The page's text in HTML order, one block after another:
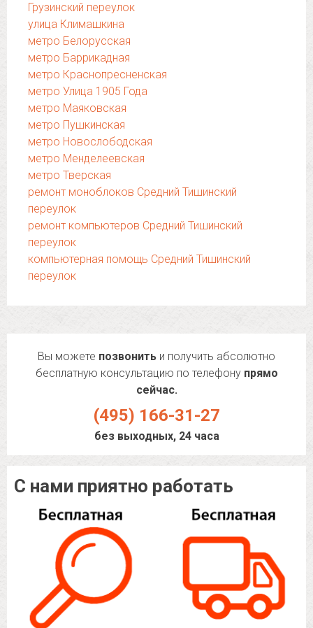
Грузинский переулок
улица Климашкина
метро Белорусская
метро Баррикадная
метро Краснопресненская
метро Улица 1905 Года
метро Маяковская
метро Пушкинская
метро Новослободская
метро Менделеевская
метро Тверская
ремонт моноблоков Средний Тишинский
переулок
ремонт компьютеров Средний Тишинский
переулок
компьютерная помощь Средний Тишинский
переулок
Вы можете позвонить и получить абсолютно
бесплатную консультацию по телефону прямо
сейчас.
(495) 166-31-27
без выходных, 24 часа
С нами приятно работать